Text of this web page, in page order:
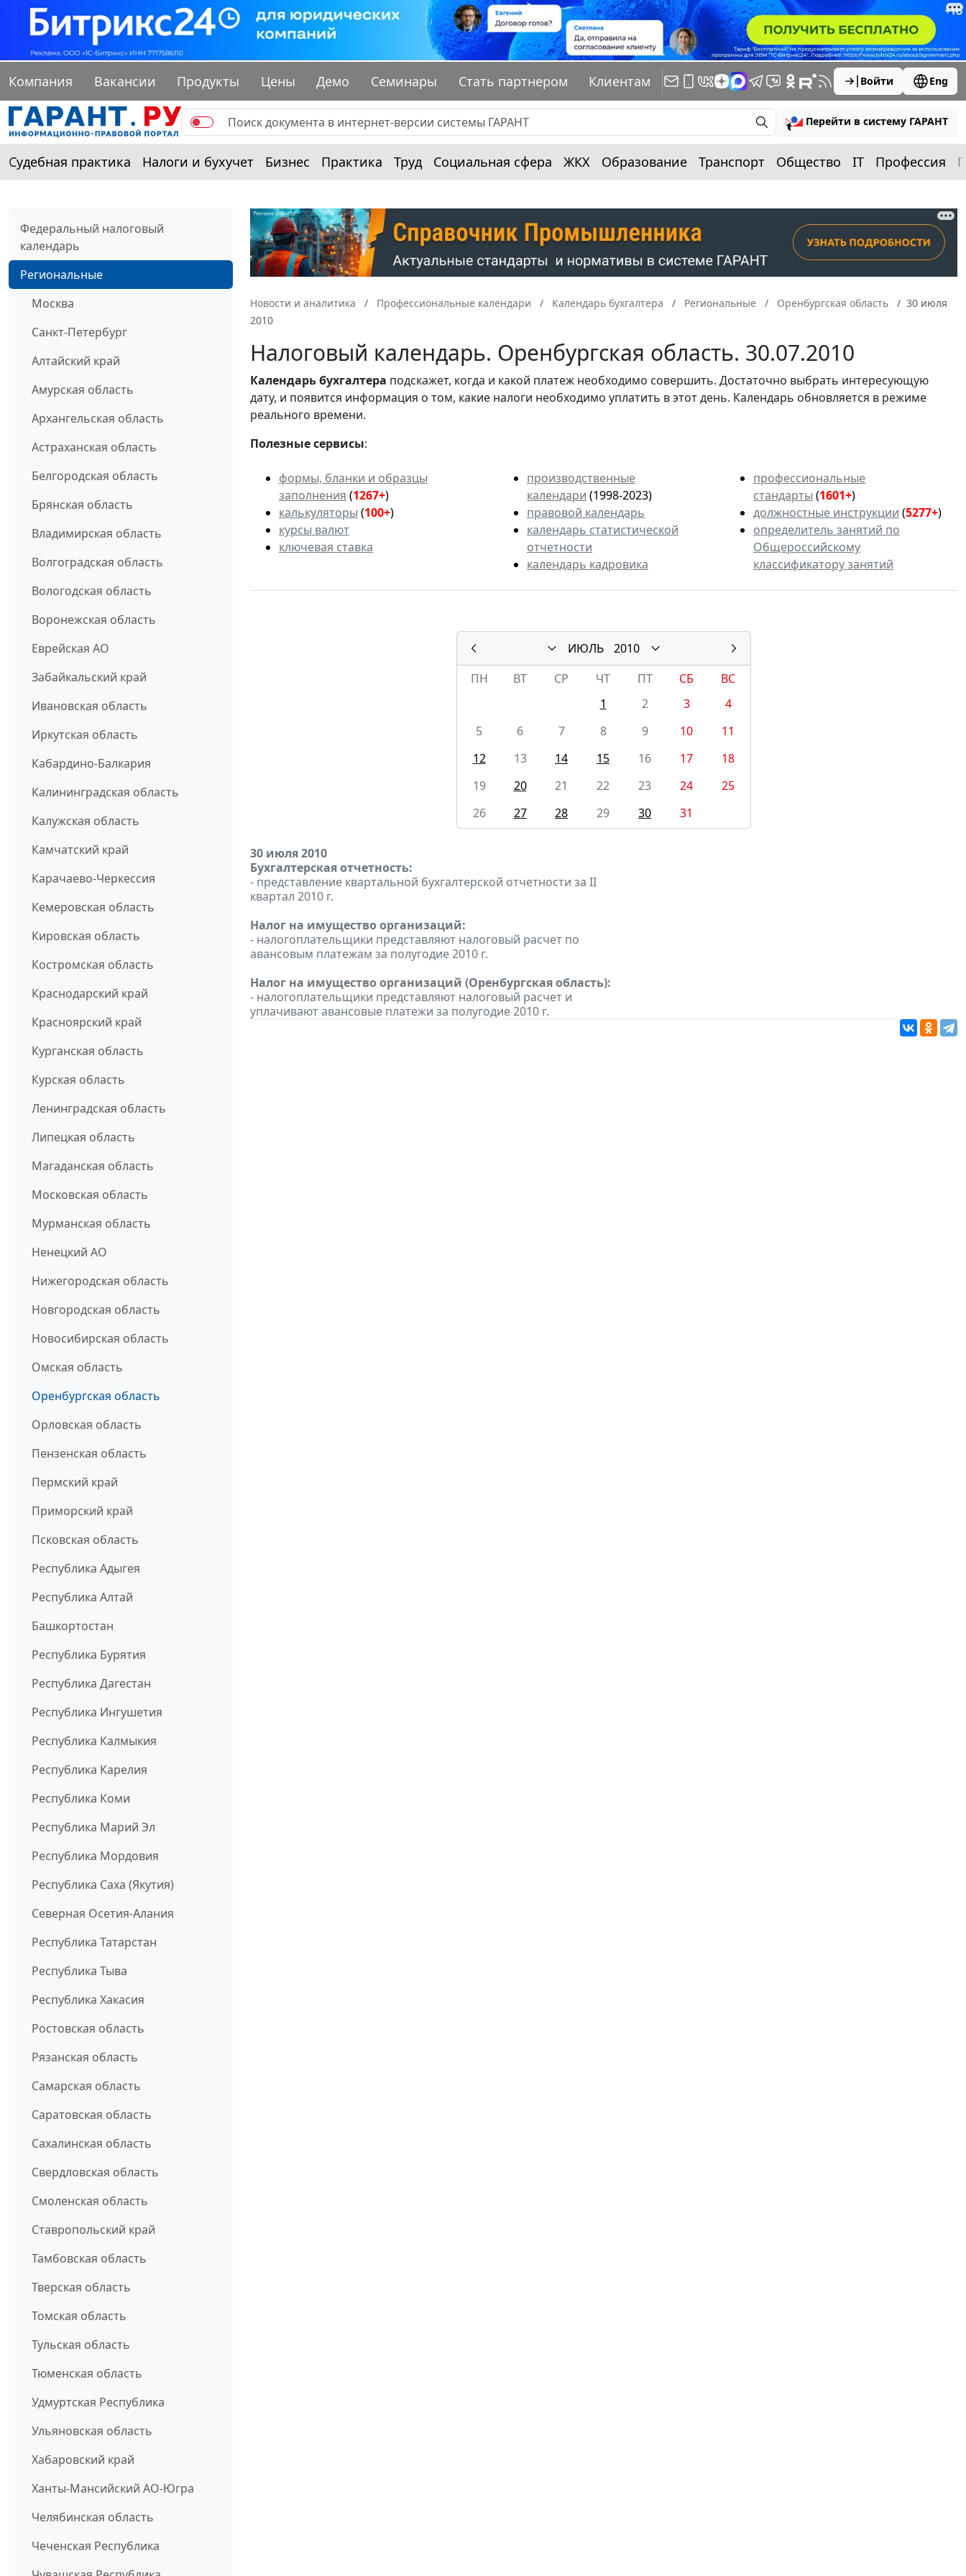
Компания Вакансии Продукты Цены Демо Семинары Стать партнером Клиентам Войти Eng
Перейти в систему ГАРАНТ
Судебная практика Налоги и бухучет Бизнес Практика Труд Социальная сфера ЖКХ Образование Транспорт Общество IT Профессия
Федеральный налоговый
календарь
Региональные
Москва
Санкт-Петербург
Алтайский край
Амурская область
Архангельская область
Астраханская область
Белгородская область
Брянская область
Владимирская область
Волгоградская область
Вологодская область
Воронежская область
Еврейская АО
Забайкальский край
Ивановская область
Иркутская область
Кабардино-Балкария
Калининградская область
Калужская область
Камчатский край
Карачаево-Черкессия
Кемеровская область
Кировская область
Костромская область
Краснодарский край
Красноярский край
Курганская область
Курская область
Ленинградская область
Липецкая область
Магаданская область
Московская область
Мурманская область
Ненецкий АО
Нижегородская область
Новгородская область
Новосибирская область
Омская область
Оренбургская область
Орловская область
Пензенская область
Пермский край
Приморский край
Псковская область
Республика Адыгея
Республика Алтай
Башкортостан
Республика Бурятия
Республика Дагестан
Республика Ингушетия
Республика Калмыкия
Республика Карелия
Республика Коми
Республика Марий Эл
Республика Мордовия
Республика Саха (Якутия)
Северная Осетия-Алания
Республика Татарстан
Республика Тыва
Республика Хакасия
Ростовская область
Рязанская область
Самарская область
Саратовская область
Сахалинская область
Свердловская область
Смоленская область
Ставропольский край
Тамбовская область
Тверская область
Томская область
Тульская область
Тюменская область
Удмуртская Республика
Ульяновская область
Хабаровский край
Ханты-Мансийский АО-Югра
Челябинская область
Чеченская Республика
Новости и аналитика Профессиональные календари Календарь бухгалтера Региональные Оренбургская область
30 июля
2010
Налоговый календарь. Оренбургская область. 30.07.2010
Календарьбухгалтера подскажет, когда и какой платеж необходимо совершить. Достаточно выбрать интересующую
дату, и появится информация о том, какие налоги необходимо уплатить в этот день. Календарь обновляется в режиме
реального времени.
Полезные сервисы:
формы, бланки и образцы
заполнения (1267+)
калькуляторы (100+)
курсы валют
ключевая ставка
производственные
календари (1998-2023)
правовой календарь
календарь статистической
отчетности
календарь кадровика
профессиональные
стандарты (1601+)
должностные инструкции (5277+)
определитель занятий по
Общероссийскому
классификатору занятий
ИЮЛЬ
2010
ПН
ВТ СР ЧТ ПТ СБ
ВС
1
2 3
4
5
6 7 8 9 10
11
12
13 14 15 16 17
18
19
20 21 22 23 24
25
26
27 28 29 30 31
30 июля 2010
Бухгалтерская отчетность:
- представление квартальной бухгалтерской отчетности за II
квартал 2010 г.
Налог на имущество организаций:
- налогоплательщики представляют налоговый расчет по
авансовым платежам за полугодие 2010 г.
Налог на имущество организаций (Оренбургская область):
- налогоплательщики представляют налоговый расчет и
уплачивают авансовые платежи за полугодие 2010 г.